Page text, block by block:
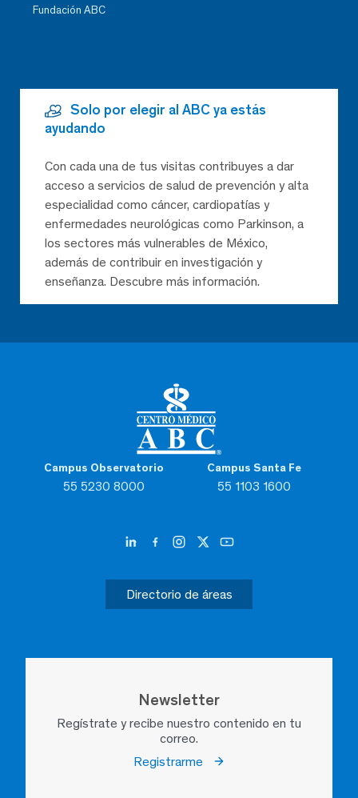
Campus Observatorio
55 5230 8000
Campus Santa Fe
55 1103 1600
Directorio de áreas
Newsletter
Regístrate y recibe nuestro contenido en tu
correo.
Registrarme
Fundación ABC
Solo por elegir al ABC ya estás
ayudando
Con cada una de tus visitas contribuyes a dar
acceso a servicios de salud de prevención y alta
especialidad como cáncer, cardiopatías y
enfermedades neurológicas como Parkinson, a
los sectores más vulnerables de México,
además de contribuir en investigación y
enseñanza. Descubre más información.